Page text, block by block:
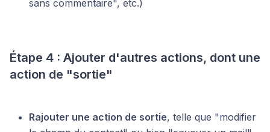
sans commentaire", etc.)
Étape 4 : Ajouter d'autres actions, dont une
action de "sortie"
Rajouter une action de sortie, telle que "modifier